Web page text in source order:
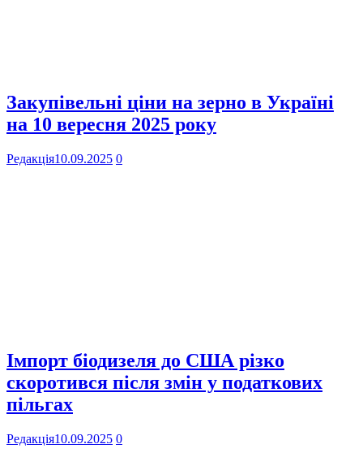
Закупівельні ціни на зерно в Україні
на 10 вересня 2025 року
Редакція10.09.2025 0
Імпорт біодизеля до США різко
скоротився після змін у податкових
пільгах
Редакція10.09.2025 0